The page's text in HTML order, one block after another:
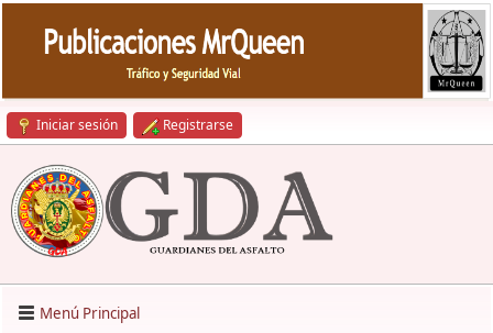
Iniciar sesión Registrarse
Menú Principal